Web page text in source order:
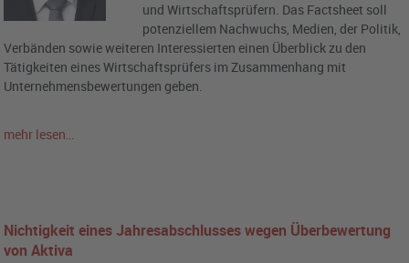
und Wirtschaftsprüfern. Das Factsheet soll
potenziellem Nachwuchs, Medien, der Politik,
Verbänden sowie weiteren Interessierten einen Überblick zu den
Tätigkeiten eines Wirtschaftsprüfers im Zusammenhang mit
Unternehmensbewertungen geben.
mehr lesen…
Nichtigkeit eines Jahresabschlusses wegen Überbewertung
von Aktiva